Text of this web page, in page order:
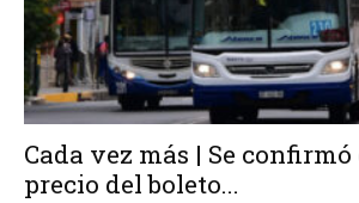
Cada vez más | Se
precio del boleto...